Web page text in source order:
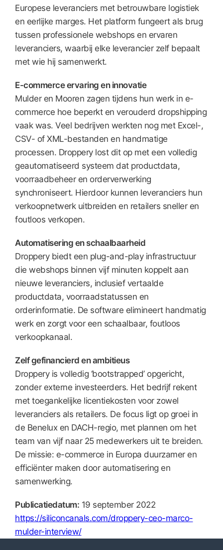
Europese leveranciers met betrouwbare logistiek
en eerlijke marges. Het platform fungeert als brug
tussen professionele webshops en ervaren
leveranciers, waarbij elke leverancier zelf bepaalt
met wie hij samenwerkt.
E-commerce ervaring en innovatie
Mulder en Mooren zagen tijdens hun werk in e-
commerce hoe beperkt en verouderd dropshipping
vaak was. Veel bedrijven werkten nog met Excel-,
CSV- of XML-bestanden en handmatige
processen. Droppery lost dit op met een volledig
geautomatiseerd systeem dat productdata,
voorraadbeheer en orderverwerking
synchroniseert. Hierdoor kunnen leveranciers hun
verkoopnetwerk uitbreiden en retailers sneller en
foutloos verkopen.
Automatisering en schaalbaarheid
Droppery biedt een plug-and-play infrastructuur
die webshops binnen vijf minuten koppelt aan
nieuwe leveranciers, inclusief vertaalde
productdata, voorraadstatussen en
orderinformatie. De software elimineert handmatig
werk en zorgt voor een schaalbaar, foutloos
verkoopkanaal.
Zelf gefinancierd en ambitieus
Droppery is volledig ‘bootstrapped’ opgericht,
zonder externe investeerders. Het bedrijf rekent
met toegankelijke licentiekosten voor zowel
leveranciers als retailers. De focus ligt op groei in
de Benelux en DACH-regio, met plannen om het
team van vijf naar 25 medewerkers uit te breiden.
De missie: e-commerce in Europa duurzamer en
efficiënter maken door automatisering en
samenwerking.
Publicatiedatum: 19 september 2022
https://siliconcanals.com/droppery-ceo-marco-
mulder-interview/